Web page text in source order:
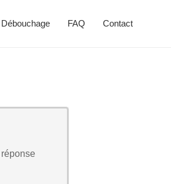
Débouchage FAQ Contact